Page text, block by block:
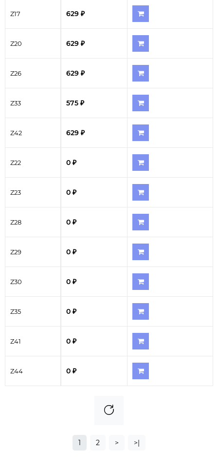
Z17 629 ₽
Z20 629 ₽
Z26 629 ₽
Z33 575 ₽
Z42 629 ₽
Z22 0 ₽
Z23 0 ₽
Z28 0 ₽
Z29 0 ₽
Z30 0 ₽
Z35 0 ₽
Z41 0 ₽
Z44 0 ₽
1 2 > >|